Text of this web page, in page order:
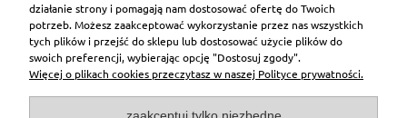
Moje konto
Płatności i dostawa
działanie strony i pomagają nam dostosować ofertę do Twoich
potrzeb. Możesz zaakceptować wykorzystanie przez nas wszystkich
tych plików i przejść do sklepu lub dostosować użycie plików do
swoich preferencji, wybierając opcję "Dostosuj zgody".
Więcej o plikach cookies przeczytasz w naszej Polityce prywatności.